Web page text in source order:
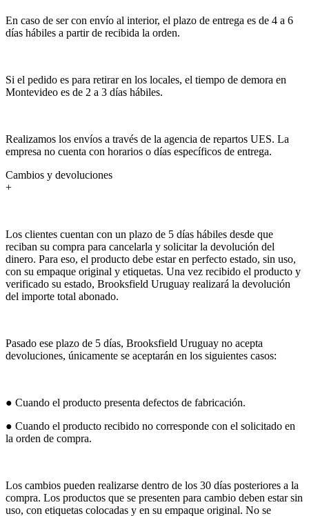
En caso de ser con envío al interior, el plazo de entrega es de 4 a 6
días hábiles a partir de recibida la orden.
Si el pedido es para retirar en los locales, el tiempo de demora en
Montevideo es de 2 a 3 días hábiles.
Realizamos los envíos a través de la agencia de repartos UES. La
empresa no cuenta con horarios o días específicos de entrega.
Cambios y devoluciones
+
Los clientes cuentan con un plazo de 5 días hábiles desde que
reciban su compra para cancelarla y solicitar la devolución del
dinero. Para eso, el producto debe estar en perfecto estado, sin uso,
con su empaque original y etiquetas. Una vez recibido el producto y
verificado su estado, Brooksfield Uruguay realizará la devolución
del importe total abonado.
Pasado ese plazo de 5 días, Brooksfield Uruguay no acepta
devoluciones, únicamente se aceptarán en los siguientes casos:
● Cuando el producto presenta defectos de fabricación.
● Cuando el producto recibido no corresponde con el solicitado en
la orden de compra.
Los cambios pueden realizarse dentro de los 30 días posteriores a la
compra. Los productos que se presenten para cambio deben estar sin
uso, con etiquetas colocadas y en su empaque original. No se